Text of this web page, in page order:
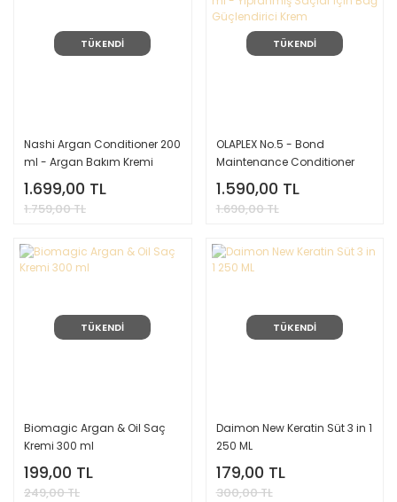
TÜKENDİ
Nashi Argan Conditioner 200
ml - Argan Bakım Kremi
1.699,00 TL
1.759,00 TL
TÜKENDİ
OLAPLEX No.5 - Bond
Maintenance Conditioner
250 ml - Yıpranmış Saçlar
için Bağ Güçlendirici Krem
1.590,00 TL
1.690,00 TL
TÜKENDİ
Biomagic Argan & Oil Saç
Kremi 300 ml
199,00 TL
249,00 TL
TÜKENDİ
Daimon New Keratin Süt 3 in 1
250 ML
179,00 TL
300,00 TL